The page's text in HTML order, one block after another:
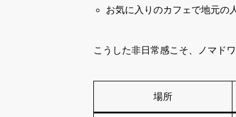
お気に入りのカフェで地元の
こうした非日常感こそ、ノマド
場所